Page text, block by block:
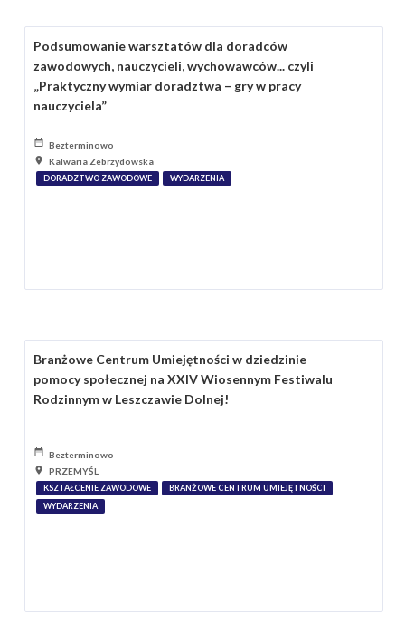
Podsumowanie warsztatów dla doradców
zawodowych, nauczycieli, wychowawców... czyli
„Praktyczny wymiar doradztwa – gry w pracy
nauczyciela”
Bezterminowo
Kalwaria Zebrzydowska
DORADZTWO ZAWODOWE WYDARZENIA
Branżowe Centrum Umiejętności w dziedzinie
pomocy społecznej na XXIV Wiosennym Festiwalu
Rodzinnym w Leszczawie Dolnej!
Bezterminowo
PRZEMYŚL
KSZTAŁCENIE ZAWODOWE
BRANŻOWE CENTRUM UMIEJĘTNOŚCI
WYDARZENIA